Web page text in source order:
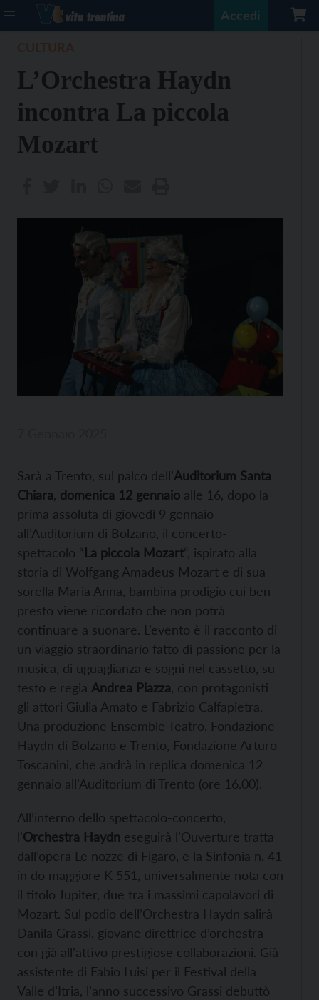
Accedi
L’Orchestra Haydn
incontra La piccola
Mozart
Sarà a Trento, sul palco dell’Auditorium Santa
Chiara domenica 12 gennaio alle 16, dopo la
prima assoluta di giovedì 9 gennaio
all’Auditorium di Bolzano, il concerto-
spettacolo “La piccola Mozart“, ispirato alla
storia di Wolfgang Amadeus Mozart e di sua
sorella Maria Anna, bambina prodigio cui ben
presto viene ricordato che non potrà
continuare a suonare. L’evento è il racconto di
un viaggio straordinario fatto di passione per la
musica, di uguaglianza e sogni nel cassetto, su
testo e regia Andrea Piazza , con protagonisti
gli attori Giulia Amato e Fabrizio Calfapietra.
Una produzione Ensemble Teatro, Fondazione
Haydn di Bolzano e Trento, Fondazione Arturo
Toscanini, che andrà in replica domenica 12
gennaio all’Auditorium di Trento (ore 16.00).
All’interno dello spettacolo-concerto,
l’Orchestra Haydn eseguirà l’Ouverture tratta
dall’opera Le nozze di Figaro, e la Sinfonia n. 41
in do maggiore K 551, universalmente nota con
il titolo Jupiter, due tra i massimi capolavori di
Mozart. Sul podio dell’Orchestra Haydn salirà
Danila Grassi, giovane direttrice d’orchestra
con già all’attivo prestigiose collaborazioni. Già
assistente di Fabio Luisi per il Festival della
Valle d’Itria, l’anno successivo Grassi debuttò